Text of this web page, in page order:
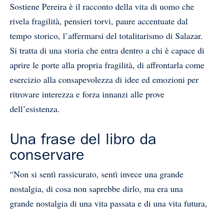
Sostiene Pereira è il racconto della vita di uomo che
rivela fragilità, pensieri torvi, paure accentuate dal
tempo storico, l’affermarsi del totalitarismo di Salazar.
Si tratta di una storia che entra dentro a chi è capace di
aprire le porte alla propria fragilità, di affrontarla come
esercizio alla consapevolezza di idee ed emozioni per
ritrovare interezza e forza innanzi alle prove
dell’esistenza.
Una frase del libro da
conservare
“Non si sentì rassicurato, sentì invece una grande
nostalgia, di cosa non saprebbe dirlo, ma era una
grande nostalgia di una vita passata e di una vita futura,